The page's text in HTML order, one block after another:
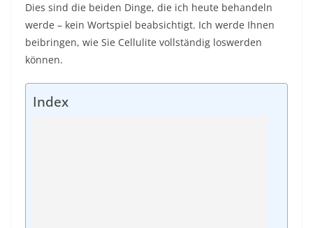
Dies sind die beiden Dinge, die ich heute behandeln
werde – kein Wortspiel beabsichtigt. Ich werde Ihnen
beibringen, wie Sie Cellulite vollständig loswerden
können.
Index